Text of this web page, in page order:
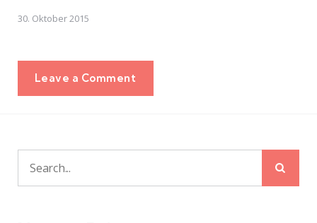
30. Oktober 2015
Leave a Comment
Search
for: